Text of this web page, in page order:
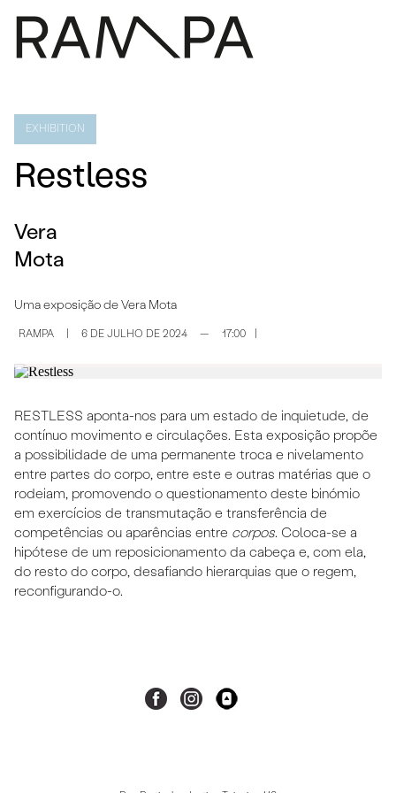
IMPRENSA
CONTACTOS
EXHIBITION
Restless
Vera
Mota
Uma exposição de Vera Mota
RAMPA 6 DE JULHO DE 2024 — 17:00
RESTLESS aponta-nos para um estado de inquietude, de
contínuo movimento e circulações. Esta exposição propõe
a possibilidade de uma permanente troca e nivelamento
entre partes do corpo, entre este e outras matérias que o
rodeiam, promovendo o questionamento deste binómio
em exercícios de transmutação e transferência de
competências ou aparências entre corpos. Coloca-se a
hipótese de um reposicionamento da cabeça e, com ela,
do resto do corpo, desafiando hierarquias que o regem,
reconfigurando-o.